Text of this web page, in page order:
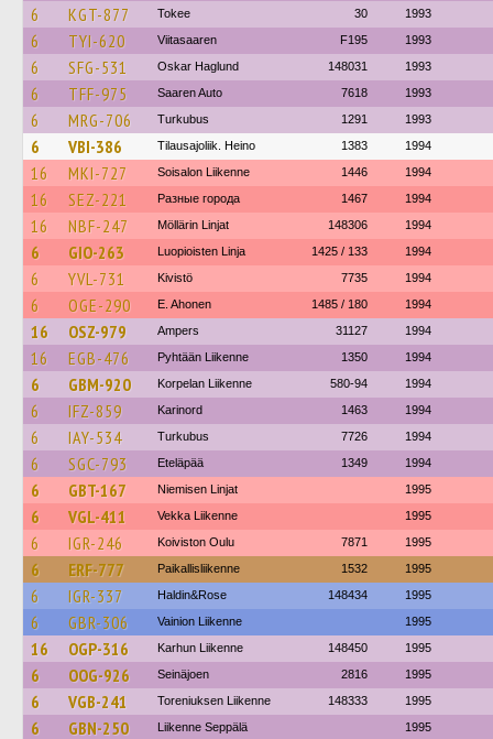
6 KGT-877 Tokee 30 1993
6 TYI-620 Viitasaaren F195 1993
6 SFG-531 Oskar Haglund 148031 1993
6 TFF-975 Saaren Auto 7618 1993
6 MRG-706 Turkubus 1291 1993
6 VBI-386 Tilausajoliik. Heino 1383 1994
16 MKI-727 Soisalon Liikenne 1446 1994
16 SEZ-221 Разные города 1467 1994
16 NBF-247 Möllärin Linjat 148306 1994
6 GIO-263 Luopioisten Linja 1425 / 133 1994
6 YVL-731 Kivistö 7735 1994
6 OGE-290 E. Ahonen 1485 / 180 1994
16 OSZ-979 Ampers 31127 1994
16 EGB-476 Pyhtään Liikenne 1350 1994
6 GBM-920 Korpelan Liikenne 580-94 1994
6 IFZ-859 Karinord 1463 1994
6 IAY-534 Turkubus 7726 1994
6 SGC-793 Eteläpää 1349 1994
6 GBT-167 Niemisen Linjat 1995
6 VGL-411 Vekka Liikenne 1995
6 IGR-246 Koiviston Oulu 7871 1995
6 ERF-777 Paikallisliikenne 1532 1995
6 IGR-337 Haldin&Rose 148434 1995
6 GBR-306 Vainion Liikenne 1995
16 OGP-316 Karhun Liikenne 148450 1995
6 OOG-926 Seinäjoen 2816 1995
6 VGB-241 Toreniuksen Liikenne 148333 1995
6 GBN-250 Liikenne Seppälä 1995